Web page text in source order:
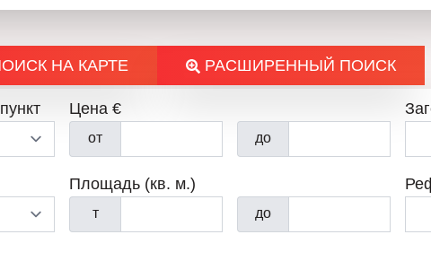
НА КАРТЕ РАСШИРЕННЫЙ ПОИСК
Цена €
от до
Площадь (кв. м.)
т до